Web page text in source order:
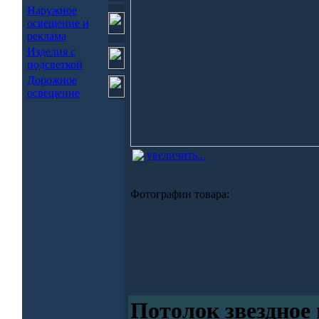
Наружное
освещение и
реклама
Изделия с
подсветкой
Дорожное
освещение
увеличить...
Фотографии товара:
Потолок звездное